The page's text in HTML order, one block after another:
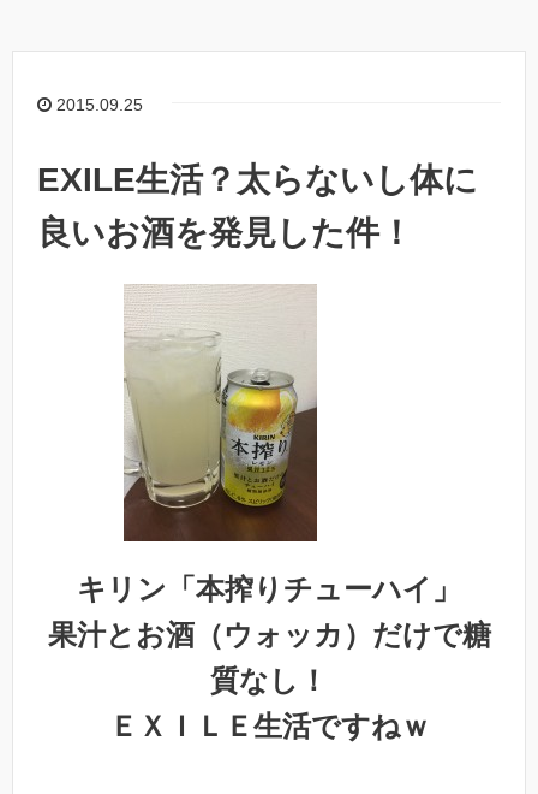
2015.09.25
EXILE生活？太らないし体に
良いお酒を発見した件！
キリン「本搾りチューハイ」
果汁とお酒（ウォッカ）だけで糖
質なし！
ＥＸＩＬＥ生活ですねｗ